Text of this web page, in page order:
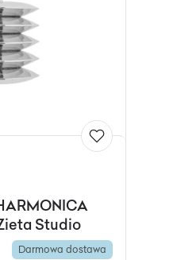
Studio
Darmowa dostawa